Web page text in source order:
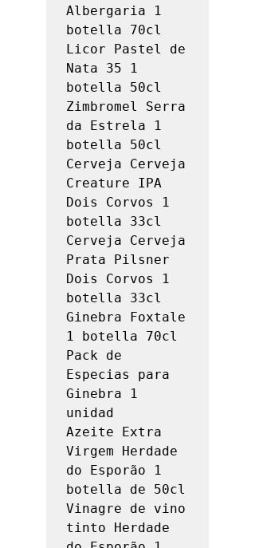
Albergaria 1
botella 70cl
Licor Pastel de
Nata 35 1
botella 50cl
Zimbromel Serra
da Estrela 1
botella 50cl
Cerveja Cerveja
Creature IPA
Dois Corvos 1
botella 33cl
Cerveja Cerveja
Prata Pilsner
Dois Corvos 1
botella 33cl
Ginebra Foxtale
1 botella 70cl
Pack de
Especias para
Ginebra 1
unidad
Azeite Extra
Virgem Herdade
do Esporão 1
botella de 50cl
Vinagre de vino
tinto Herdade